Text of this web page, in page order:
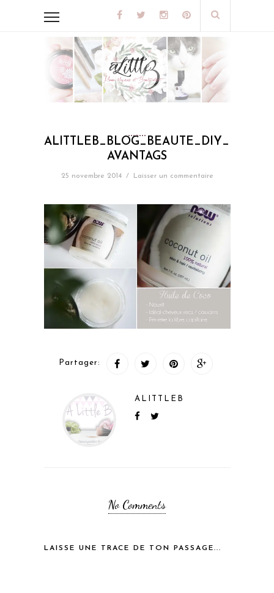
AVANTAGS
25 novembre 2014 / Laisser un commentaire
Partager:
ALITTLEB
No Comments
LAISSE UNE TRACE DE TON PASSAGE...